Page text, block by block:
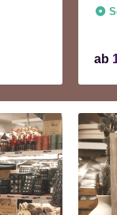
ab